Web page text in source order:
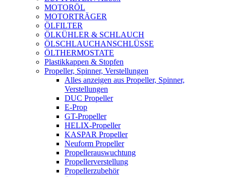
MOTORÖL
MOTORTRÄGER
ÖLFILTER
ÖLKÜHLER & SCHLAUCH
ÖLSCHLAUCHANSCHLÜSSE
ÖLTHERMOSTATE
Plastikkappen & Stopfen
Propeller, Spinner, Verstellungen
Alles anzeigen aus Propeller, Spinner,
Verstellungen
DUC Propeller
E-Prop
GT-Propeller
HELIX-Propeller
KASPAR Propeller
Neuform Propeller
Propellerauswuchtung
Propellerverstellung
Propellerzubehör